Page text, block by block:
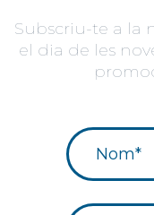
Subscriu-te a la
el dia de les